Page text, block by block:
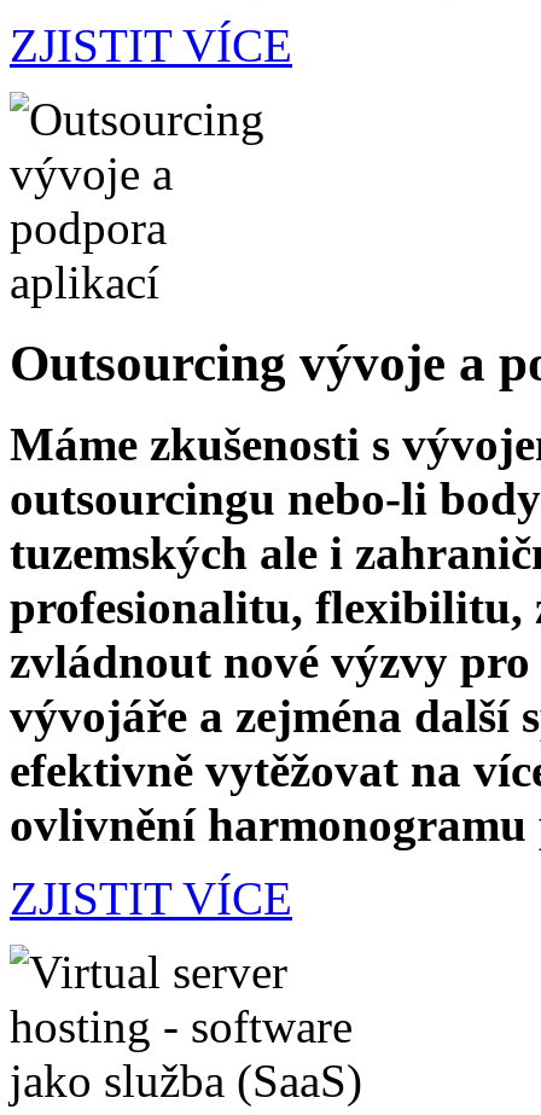
ZJISTIT VÍCE
Outsourcing vývoje a
Máme zkušenosti s
outsourcingu nebo-li
tuzemských ale i
profesionalitu, flexibilitu,
zvládnout nové výzvy
vývojáře a zejména další
efektivně vytěžovat na
ovlivnění
ZJISTIT VÍCE